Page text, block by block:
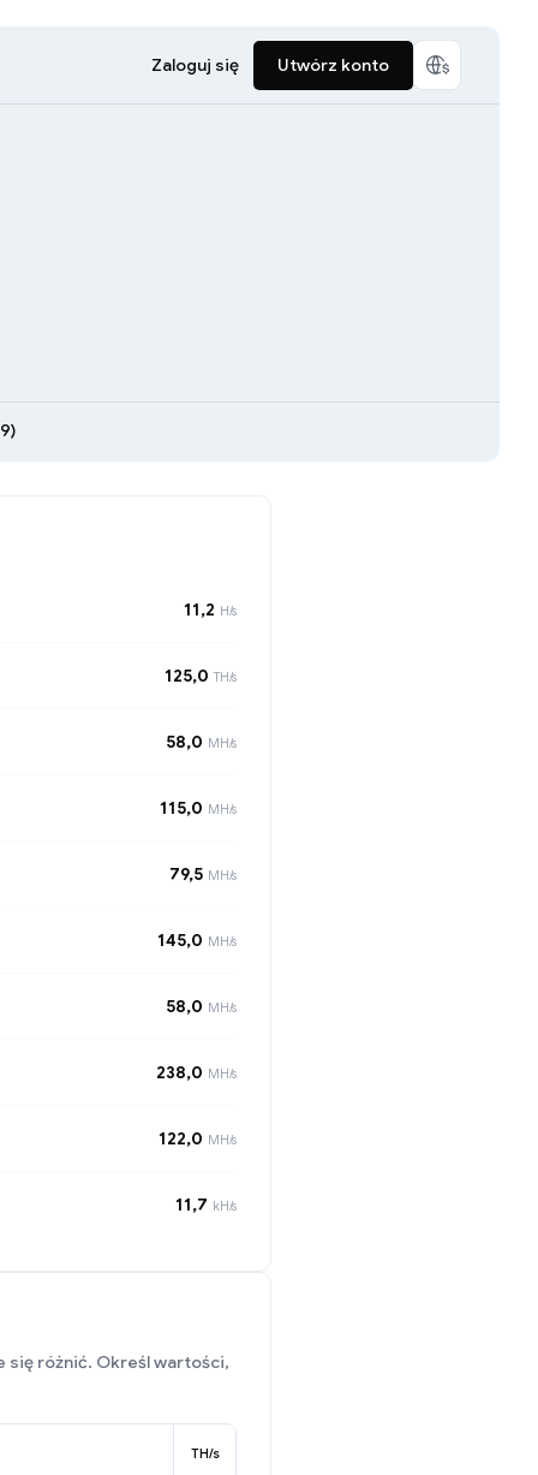
Zaloguj się Utwórz konto
11,2 H/s
125,0 TH/s
58,0 MH/s
115,0 MH/s
79,5 MH/s
145,0 MH/s
58,0 MH/s
238,0 MH/s
122,0 MH/s
11,7 kH/s
się różnić. Określ wartości,
TH/s